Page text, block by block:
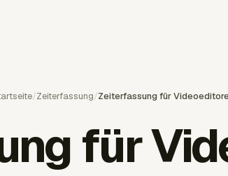
/Zeiterfassung/Zeiterfassung für
für